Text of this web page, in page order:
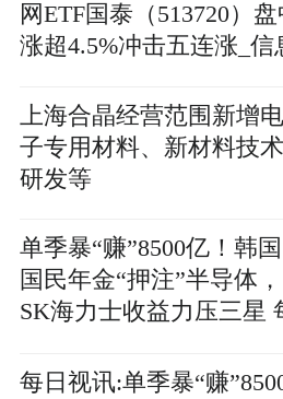
网ETF国泰（513720）盘
涨超4.5%冲击五连涨_信
上海合晶经营范围新增电
子专用材料、新材料技术
研发等
单季暴“赚”8500亿！韩国
国民年金“押注”半导体，
SK海力士收益力压三星
每日视讯:单季暴“赚